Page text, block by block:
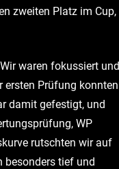
zweiten Platz im Cup,
waren fokussiert und
Prüfung konnten
damit gefestigt, und
WP
rutschten wir auf
besonders tief und